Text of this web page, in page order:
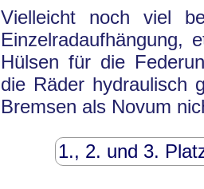
Vielleicht noch viel
Einzelradaufhängung,
Hülsen für die
die Räder hydraulisch
Bremsen als Novum
1., 2. und 3.